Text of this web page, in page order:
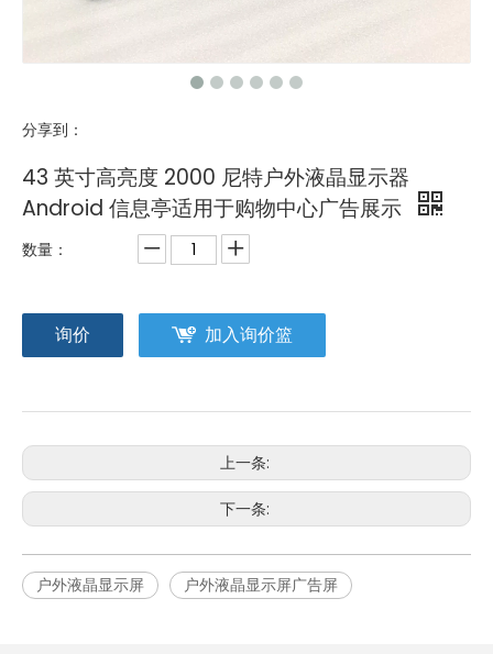
分享到：
43 英寸高亮度 2000 尼特户外液晶显示器
Android 信息亭适用于购物中心广告展示
数量：
询价 加入询价篮
上一条:
下一条:
户外液晶显示屏 户外液晶显示屏广告屏